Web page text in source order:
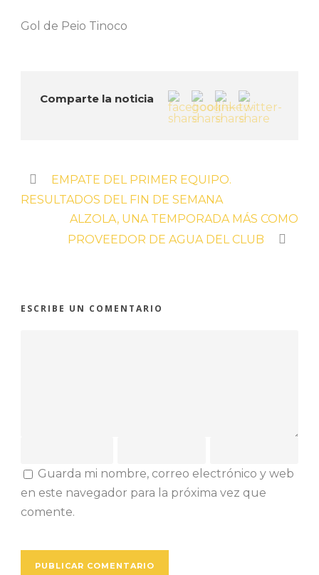
Gol de Peio Tinoco
Comparte la noticia
EMPATE DEL PRIMER EQUIPO.
RESULTADOS DEL FIN DE SEMANA
ALZOLA, UNA TEMPORADA MÁS COMO
PROVEEDOR DE AGUA DEL CLUB
ESCRIBE UN COMENTARIO
Guarda mi nombre, correo electrónico y web
en este navegador para la próxima vez que
comente.